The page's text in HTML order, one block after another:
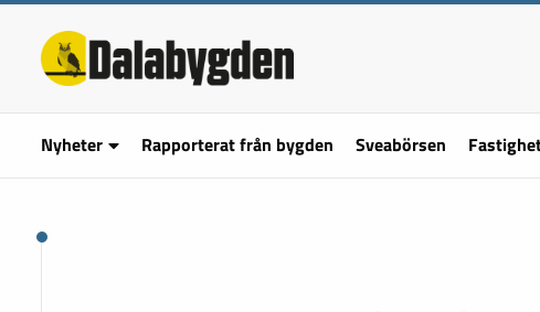
Nyheter Rapporterat från bygden Sveabörsen